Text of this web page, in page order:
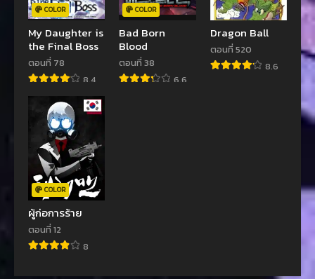
COLOR
My Daughter is
the Final Boss
ตอนที่ 78
8.4
COLOR
Bad Born
Blood
ตอนที่ 38
6.6
Dragon Ball
ตอนที่ 520
8.6
COLOR
ผู้ก่อการร้าย
ตอนที่ 12
8